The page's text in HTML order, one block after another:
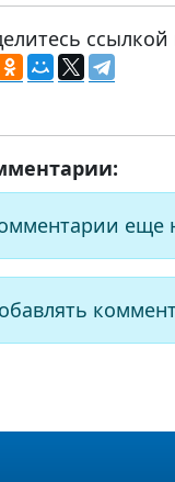
ссылкой
еще